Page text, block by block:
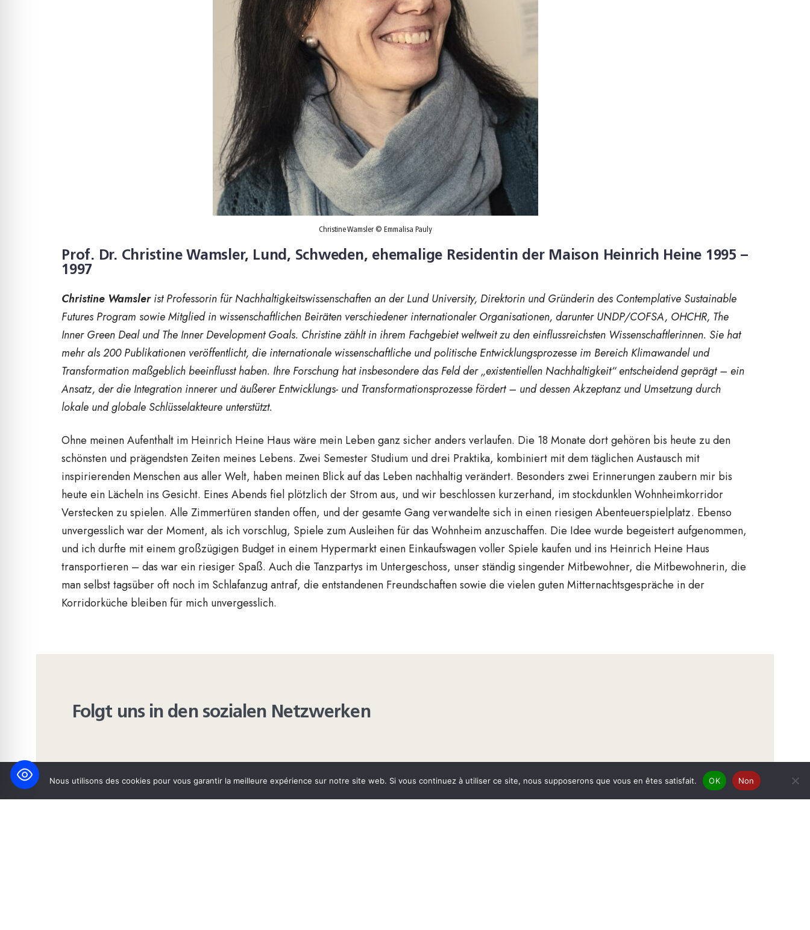
Christine Wamsler © Emmalisa Pauly
Prof. Dr. Christine Wamsler, Lund, Schweden, ehemalige Residentin der Maison Heinrich Heine 1995 –
1997
Christine Wamslerist Professorin für Nachhaltigkeitswissenschaften an der Lund University, Direktorin und Gründerin des Contemplative Sustainable
Futures Program sowie Mitglied in wissenschaftlichen Beiräten verschiedener internationaler Organisationen, darunter UNDP/COFSA, OHCHR, The
Inner Green Deal und The Inner Development Goals. Christine zählt in ihrem Fachgebiet weltweit zu den einflussreichsten Wissenschaftlerinnen. Sie hat
mehr als 200 Publikationen veröffentlicht, die internationale wissenschaftliche und politische Entwicklungsprozesse im Bereich Klimawandel und
Transformation maßgeblich beeinflusst haben. Ihre Forschung hat insbesondere das Feld der „existentiellen Nachhaltigkeit“ entscheidend geprägt – ein
Ansatz, der die Integration innerer und äußerer Entwicklungs- und Transformationsprozesse fördert – und dessen Akzeptanz und Umsetzung durch
lokale und globale Schlüsselakteure unterstützt.
Ohne meinen Aufenthalt im Heinrich Heine Haus wäre mein Leben ganz sicher anders verlaufen. Die 18 Monate dort gehören bis heute zu den
schönsten und prägendsten Zeiten meines Lebens. Zwei Semester Studium und drei Praktika, kombiniert mit dem täglichen Austausch mit
inspirierenden Menschen aus aller Welt, haben meinen Blick auf das Leben nachhaltig verändert. Besonders zwei Erinnerungen zaubern mir bis
heute ein Lächeln ins Gesicht. Eines Abends fiel plötzlich der Strom aus, und wir beschlossen kurzerhand, im stockdunklen Wohnheimkorridor
Verstecken zu spielen. Alle Zimmertüren standen offen, und der gesamte Gang verwandelte sich in einen riesigen Abenteuerspielplatz. Ebenso
unvergesslich war der Moment, als ich vorschlug, Spiele zum Ausleihen für das Wohnheim anzuschaffen. Die Idee wurde begeistert aufgenommen,
und ich durfte mit einem großzügigen Budget in einem Hypermarkt einen Einkaufswagen voller Spiele kaufen und ins Heinrich Heine Haus
transportieren – das war ein riesiger Spaß. Auch die Tanzpartys im Untergeschoss, unser ständig singender Mitbewohner, die Mitbewohnerin, die
man selbst tagsüber oft noch im Schlafanzug antraf, die entstandenen Freundschaften sowie die vielen guten Mitternachtsgespräche in der
Korridorküche bleiben für mich unvergesslich.
Folgt uns in den sozialen Netzwerken
FACEBOOK BLUESKY INSTAGRAM YOUTUBE LINKEDIN
Nous utilisons des cookies pour vous garantir la meilleure expérience sur notre site web. Si vous continuez à utiliser ce site, nous supposerons que vous en êtes satisfait. OK Non